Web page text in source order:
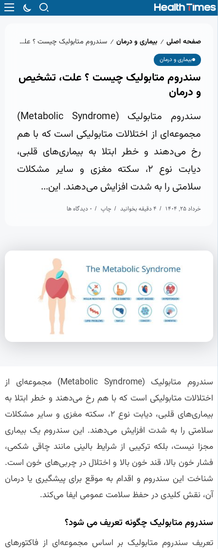
صفحه اصلی / بیماری و درمان / سندروم متابولیک چیست ؟ علت، تشخیص و درمان
بیماری و درمان
سندروم متابولیک چیست ؟ علت، تشخیص
و درمان
سندروم متابولیک (Metabolic Syndrome)
مجموعه‌ای از اختلالات متابولیکی است که با هم
رخ می‌دهند و خطر ابتلا به بیماری‌های قلبی،
دیابت نوع ۲، سکته مغزی و سایر مشکلات
سلامتی را به شدت افزایش می‌دهند. این...
خرداد 25, 1404 4 دقیقه بخوانید چاپ 0 دیدگاه ها
سندروم متابولیک (Metabolic Syndrome) مجموعه‌ای از
اختلالات متابولیکی است که با هم رخ می‌دهند و خطر ابتلا به
بیماری‌های قلبی، دیابت نوع ۲، سکته مغزی و سایر مشکلات
سلامتی را به شدت افزایش می‌دهند. این سندروم یک بیماری
مجزا نیست، بلکه ترکیبی از شرایط بالینی مانند چاقی شکمی،
فشار خون بالا، قند خون بالا و اختلال در چربی‌های خون است.
شناخت این سندروم و اقدام به موقع برای پیشگیری یا درمان
آن، نقش کلیدی در حفظ سلامت عمومی ایفا می‌کند.
سندروم متابولیک چگونه تعریف می‌ شود؟
تعریف سندروم متابولیک بر اساس مجموعه‌ای از فاکتورهای